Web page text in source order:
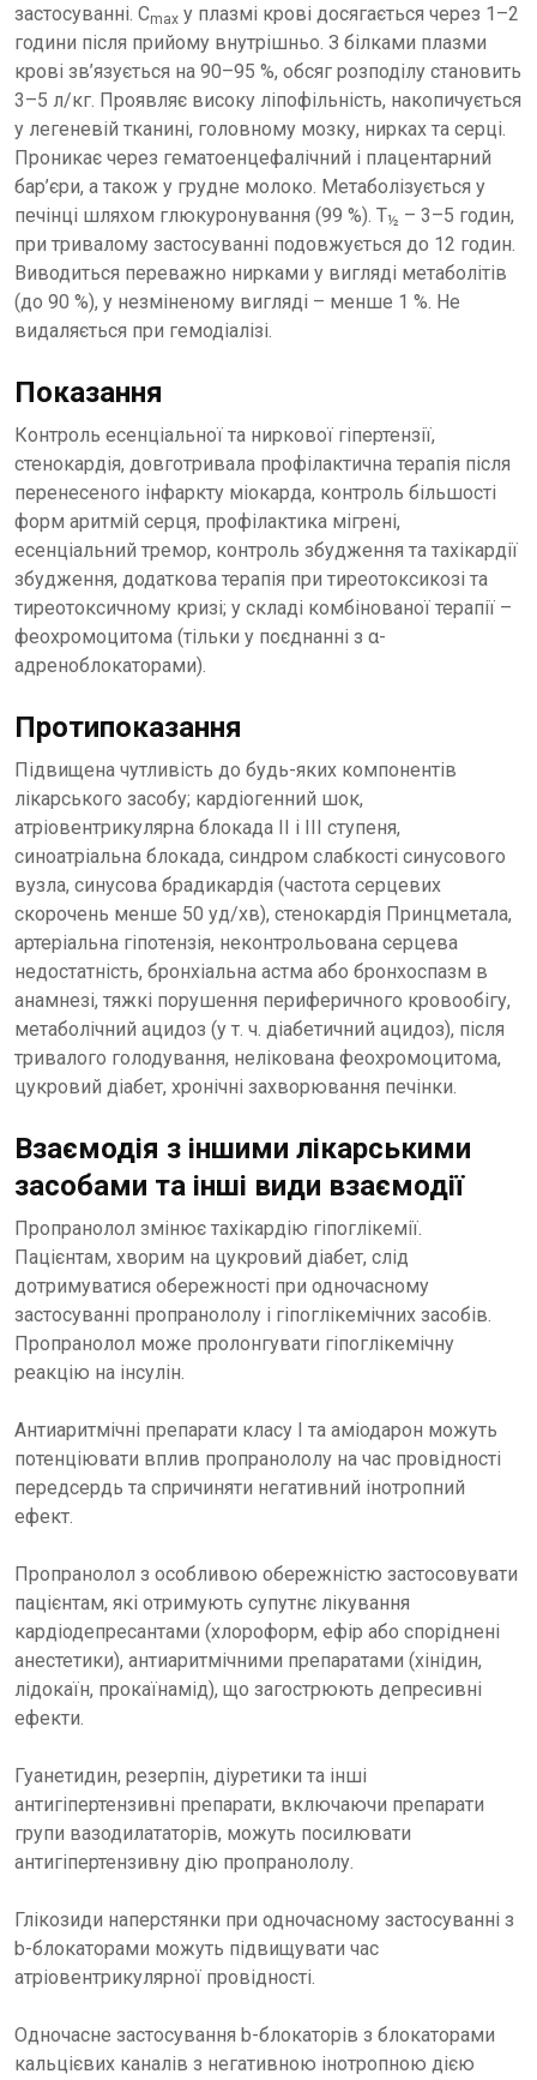
застосуванні. Cmax у плазмі крові досягається через 1–2
години після прийому внутрішньо. З білками плазми
крові зв’язується на 90–95 %, обсяг розподілу становить
3–5 л/кг. Проявляє високу ліпофільність, накопичується
у легеневій тканині, головному мозку, нирках та серці.
Проникає через гематоенцефалічний і плацентарний
бар’єри, а також у грудне молоко. Метаболізується у
печінці шляхом глюкуронування (99 %). T½ – 3–5 годин,
при тривалому застосуванні подовжується до 12 годин.
Виводиться переважно нирками у вигляді метаболітів
(до 90 %), у незміненому вигляді – менше 1 %. Не
видаляється при гемодіалізі.
Показання
Контроль есенціальної та ниркової гіпертензії,
стенокардія, довготривала профілактична терапія після
перенесеного інфаркту міокарда, контроль більшості
форм аритмій серця, профілактика мігрені,
есенціальний тремор, контроль збудження та тахікардії
збудження, додаткова терапія при тиреотоксикозі та
тиреотоксичному кризі; у складі комбінованої терапії –
феохромоцитома (тільки у поєднанні з α-
адреноблокаторами).
Протипоказання
Підвищена чутливість до будь-яких компонентів
лікарського засобу; кардіогенний шок,
атріовентрикулярна блокада II і III ступеня,
синоатріальна блокада, синдром слабкості синусового
вузла, синусова брадикардія (частота серцевих
скорочень менше 50 уд/хв), стенокардія Принцметала,
артеріальна гіпотензія, неконтрольована серцева
недостатність, бронхіальна астма або бронхоспазм в
анамнезі, тяжкі порушення периферичного кровообігу,
метаболічний ацидоз (у т. ч. діабетичний ацидоз), після
тривалого голодування, нелікована феохромоцитома,
цукровий діабет, хронічні захворювання печінки.
Взаємодія з іншими лікарськими
засобами та інші види взаємодії
Пропранолол змінює тахікардію гіпоглікемії.
Пацієнтам, хворим на цукровий діабет, слід
дотримуватися обережності при одночасному
застосуванні пропранололу і гіпоглікемічних засобів.
Пропранолол може пролонгувати гіпоглікемічну
реакцію на інсулін.
Антиаритмічні препарати класу І та аміодарон можуть
потенціювати вплив пропранололу на час провідності
передсердь та спричиняти негативний інотропний
ефект.
Пропранолол з особливою обережністю застосовувати
пацієнтам, які отримують супутнє лікування
кардіодепресантами (хлороформ, ефір або споріднені
анестетики), антиаритмічними препаратами (хінідин,
лідокаїн, прокаїнамід), що загострюють депресивні
ефекти.
Гуанетидин, резерпін, діуретики та інші
антигіпертензивні препарати, включаючи препарати
групи вазодилататорів, можуть посилювати
антигіпертензивну дію пропранололу.
Глікозиди наперстянки при одночасному застосуванні з
b-блокаторами можуть підвищувати час
атріовентрикулярної провідності.
Одночасне застосування b-блокаторів з блокаторами
кальцієвих каналів з негативною інотропною дією